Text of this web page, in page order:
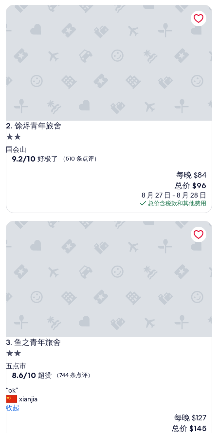
”
2. 馀烬青年旅舍
馀烬青年旅舍
2.0
星
住
国会山
9.2
极
了，
9.2/10 好极了 （510 条点评）
每晚 $84
新
价
格
$96
总价 $96
8 月 27 日 - 8 月 28 日
总价含税款和其他费用
馀烬青年旅舍
3. 鱼之青年旅舍
鱼之青年旅舍
2.0
星
住
宿
五点市
8.6
总
10，
8.6/10 超赞 （744 条点评）
“
o
k
“ok”
xianjia
收起
每晚 $127
新
总价 $145
鱼之青年旅舍